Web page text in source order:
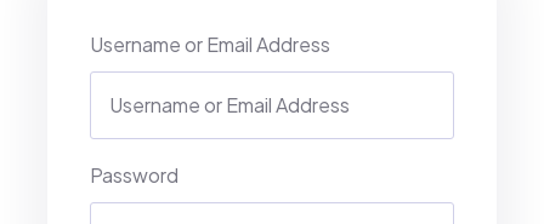
Username or Email Address
Password